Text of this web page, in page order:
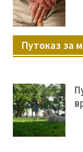
Путоказ за